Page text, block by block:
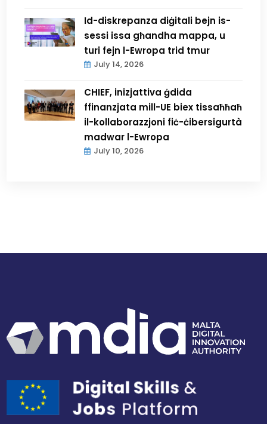
Id-diskrepanza diġitali bejn is-
sessi issa għandha mappa, u
turi fejn l-Ewropa trid tmur
July 14, 2026
CHIEF, inizjattiva ġdida
ffinanzjata mill-UE biex tissaħħaħ
il-kollaborazzjoni fiċ-ċibersigurtà
madwar l-Ewropa
July 10, 2026